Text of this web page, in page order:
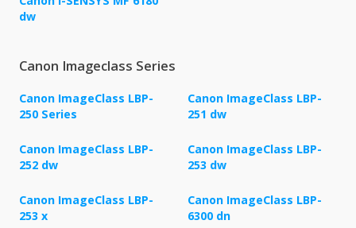
dw
Canon Imageclass Series
Canon ImageClass LBP-
250 Series
Canon ImageClass LBP-
251 dw
Canon ImageClass LBP-
252 dw
Canon ImageClass LBP-
253 dw
Canon ImageClass LBP-
253 x
Canon ImageClass LBP-
6300 dn